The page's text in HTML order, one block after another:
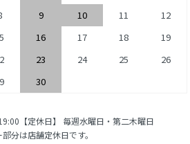
9 10 11
12
16 17 18
19
23 24 25
26
30
【定休日】 毎週水曜日・第二木曜日
分は店舗定休日です。